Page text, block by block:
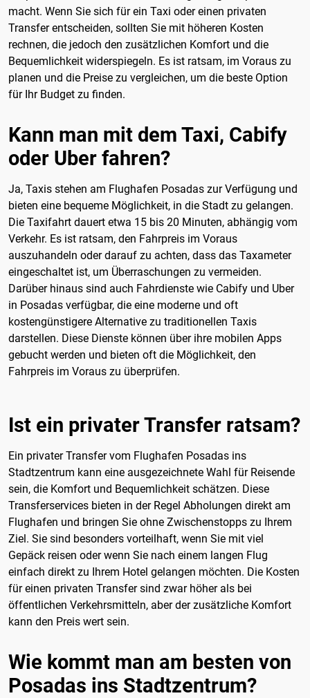
macht. Wenn Sie sich für ein Taxi oder einen privaten
Transfer entscheiden, sollten Sie mit höheren Kosten
rechnen, die jedoch den zusätzlichen Komfort und die
Bequemlichkeit widerspiegeln. Es ist ratsam, im Voraus zu
planen und die Preise zu vergleichen, um die beste Option
für Ihr Budget zu finden.
Kann man mit dem Taxi, Cabify
oder Uber fahren?
Ja, Taxis stehen am Flughafen Posadas zur Verfügung und
bieten eine bequeme Möglichkeit, in die Stadt zu gelangen.
Die Taxifahrt dauert etwa 15 bis 20 Minuten, abhängig vom
Verkehr. Es ist ratsam, den Fahrpreis im Voraus
auszuhandeln oder darauf zu achten, dass das Taxameter
eingeschaltet ist, um Überraschungen zu vermeiden.
Darüber hinaus sind auch Fahrdienste wie Cabify und Uber
in Posadas verfügbar, die eine moderne und oft
kostengünstigere Alternative zu traditionellen Taxis
darstellen. Diese Dienste können über ihre mobilen Apps
gebucht werden und bieten oft die Möglichkeit, den
Fahrpreis im Voraus zu überprüfen.
Ist ein privater Transfer ratsam?
Ein privater Transfer vom Flughafen Posadas ins
Stadtzentrum kann eine ausgezeichnete Wahl für Reisende
sein, die Komfort und Bequemlichkeit schätzen. Diese
Transferservices bieten in der Regel Abholungen direkt am
Flughafen und bringen Sie ohne Zwischenstopps zu Ihrem
Ziel. Sie sind besonders vorteilhaft, wenn Sie mit viel
Gepäck reisen oder wenn Sie nach einem langen Flug
einfach direkt zu Ihrem Hotel gelangen möchten. Die Kosten
für einen privaten Transfer sind zwar höher als bei
öffentlichen Verkehrsmitteln, aber der zusätzliche Komfort
kann den Preis wert sein.
Wie kommt man am besten von
Posadas ins Stadtzentrum?